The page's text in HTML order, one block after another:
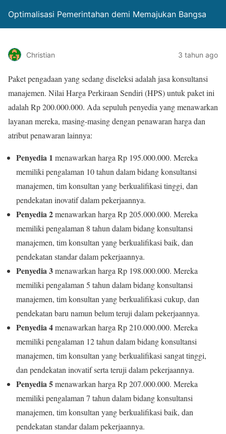
Optimalisasi Pemerintahan demi Memajukan Bangsa
Christian 3 tahun ago
Paket pengadaan yang sedang diseleksi adalah jasa konsultansi
manajemen. Nilai Harga Perkiraan Sendiri (HPS) untuk paket ini
adalah Rp 200.000.000. Ada sepuluh penyedia yang menawarkan
layanan mereka, masing-masing dengan penawaran harga dan
atribut penawaran lainnya:
Penyedia 1 menawarkan harga Rp 195.000.000. Mereka
memiliki pengalaman 10 tahun dalam bidang konsultansi
manajemen, tim konsultan yang berkualifikasi tinggi, dan
pendekatan inovatif dalam pekerjaannya.
Penyedia 2menawarkan harga Rp 205.000.000. Mereka
memiliki pengalaman 8 tahun dalam bidang konsultansi
manajemen, tim konsultan yang berkualifikasi baik, dan
pendekatan standar dalam pekerjaannya.
Penyedia 3menawarkan harga Rp 198.000.000. Mereka
memiliki pengalaman 5 tahun dalam bidang konsultansi
manajemen, tim konsultan yang berkualifikasi cukup, dan
pendekatan baru namun belum teruji dalam pekerjaannya.
Penyedia 4menawarkan harga Rp 210.000.000. Mereka
memiliki pengalaman 12 tahun dalam bidang konsultansi
manajemen, tim konsultan yang berkualifikasi sangat tinggi,
dan pendekatan inovatif serta teruji dalam pekerjaannya.
Penyedia 5menawarkan harga Rp 207.000.000. Mereka
memiliki pengalaman 7 tahun dalam bidang konsultansi
manajemen, tim konsultan yang berkualifikasi baik, dan
pendekatan standar dalam pekerjaannya.